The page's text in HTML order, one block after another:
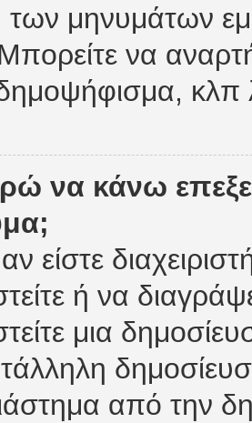
μηνυμάτων
να
κλπ
να κάνω
είστε
ή να
μια
από την